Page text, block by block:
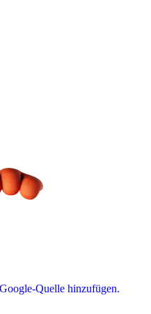
Quelle hinzufügen.